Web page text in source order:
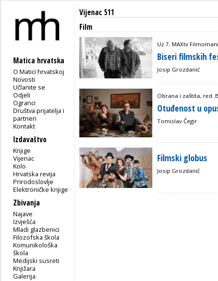
Matica hrvatska
O Matici hrvatskoj
Novosti
Učlanite se
Odjeli
Ogranci
Društva prijatelja i
partneri
Kontakt
Izdavaštvo
Knjige
Vijenac
Kolo
Hrvatska revija
Prirodoslovlje
Elektroničke knjige
Zbivanja
Najave
Izvješća
Mladi glazbenici
Filozofska škola
Komunikološka
škola
Medijski susreti
Knjižara
Galerija
Vijenac 511
Film
Uz 7. MAXtv
Biseri filmskih
Josip Grozdanić
Obrana i zaštita, red.
Otuđenost u
Tomislav Čegir
Filmski globus
Josip Grozdanić